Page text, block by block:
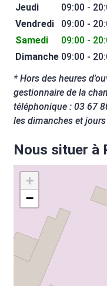
Jeudi
09:00 -
Vendredi
09:00 -
Samedi
09:00 -
Dimanche 09:00 -
* Hors des heures
gestionnaire de la
téléphonique : 03 67
les dimanches et
Nous situer à
+
−